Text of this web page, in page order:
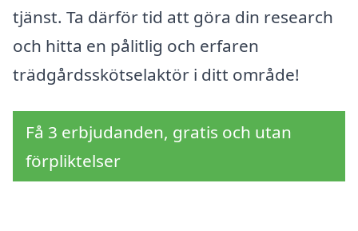
tjänst. Ta därför tid att göra din research
och hitta en pålitlig och erfaren
trädgårdsskötselaktör i ditt område!
Få 3 erbjudanden, gratis och utan
förpliktelser